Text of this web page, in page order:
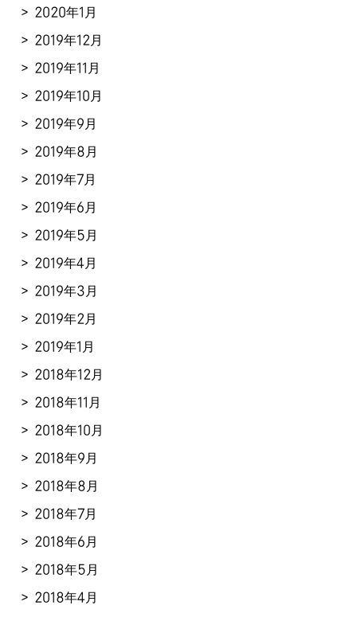
2020年1月
2019年12月
2019年11月
2019年10月
2019年9月
2019年8月
2019年7月
2019年6月
2019年5月
2019年4月
2019年3月
2019年2月
2019年1月
2018年12月
2018年11月
2018年10月
2018年9月
2018年8月
2018年7月
2018年6月
2018年5月
2018年4月